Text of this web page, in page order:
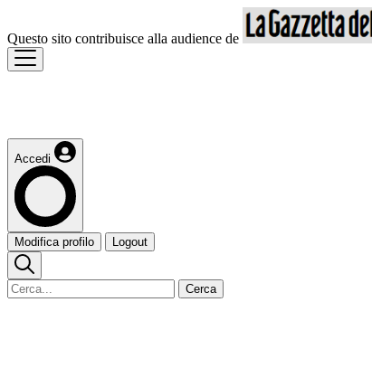
Questo sito contribuisce alla audience de
Accedi
Modifica profilo Logout
Cerca